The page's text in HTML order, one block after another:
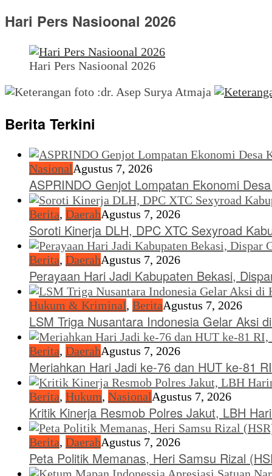
Hari Pers Nasioonal 2026
Hari Pers Nasioonal 2026
Berita Terkini
NasionalAgustus 7, 2026
ASPRINDO Genjot Lompatan Ekonomi
Berita, DaerahAgustus 7, 2026
Soroti Kinerja DLH, DPC XTC Sexyroad
Berita, DaerahAgustus 7, 2026
Perayaan Hari Jadi Kabupaten Bekasi,
Hukum & Kriminal, BeritaAgustus 7, 2026
LSM Triga Nusantara Indonesia Gelar Aksi
Berita, DaerahAgustus 7, 2026
Meriahkan Hari Jadi ke-76 dan HUT ke-81
Berita, Hukum, NasionalAgustus 7, 2026
Kritik Kinerja Resmob Polres Jakut, LBH
Berita, DaerahAgustus 7, 2026
Peta Politik Memanas, Heri Samsu Rizal